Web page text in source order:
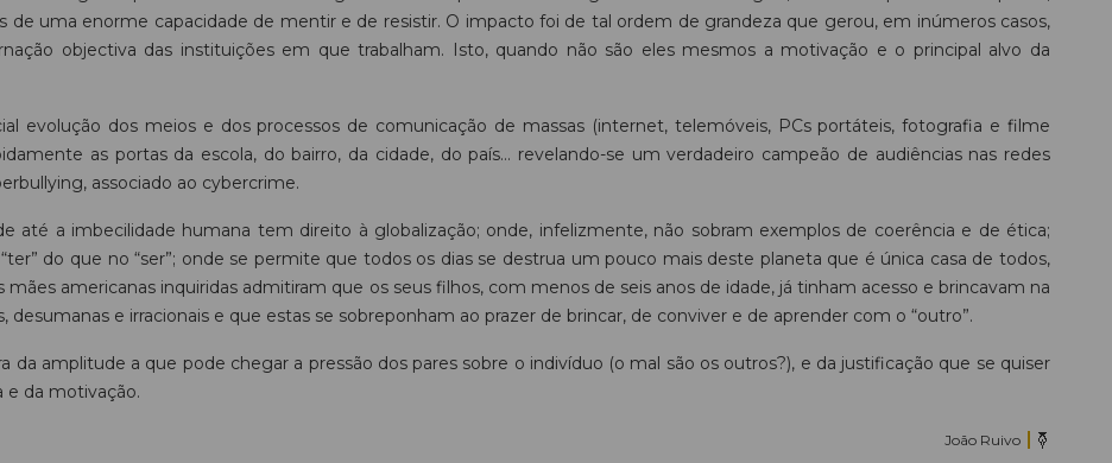
de uma enorme capacidade de mentir e de resistir. O impacto foi de tal ordem de grandeza que gerou, em inúmeros casos,
objectiva das instituições em que trabalham. Isto, quando não são eles mesmos a motivação e o principal alvo da
evolução dos meios e dos processos de comunicação de massas (internet, telemóveis, PCs portáteis, fotografia e filme
as portas da escola, do bairro, da cidade, do país… revelando-se um verdadeiro campeão de audiências nas redes
associado ao cybercrime.
até a imbecilidade humana tem direito à globalização; onde, infelizmente, não sobram exemplos de coerência e de ética;
do que no “ser”; onde se permite que todos os dias se destrua um pouco mais deste planeta que é única casa de todos,
americanas inquiridas admitiram que os seus filhos, com menos de seis anos de idade, já tinham acesso e brincavam na
e irracionais e que estas se sobreponham ao prazer de brincar, de conviver e de aprender com o “outro”.
da amplitude a que pode chegar a pressão dos pares sobre o indivíduo (o mal são os outros?), e da justificação que se quiser
e da motivação.
João Ruivo